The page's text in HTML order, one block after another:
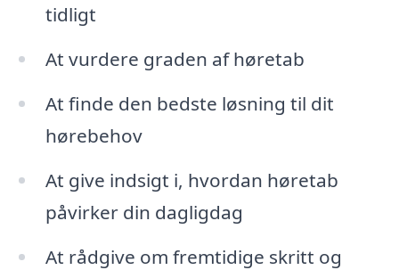
tidligt
At vurdere graden af høretab
At finde den bedste løsning til dit
hørebehov
At give indsigt i, hvordan høretab
påvirker din dagligdag
At rådgive om fremtidige skritt og